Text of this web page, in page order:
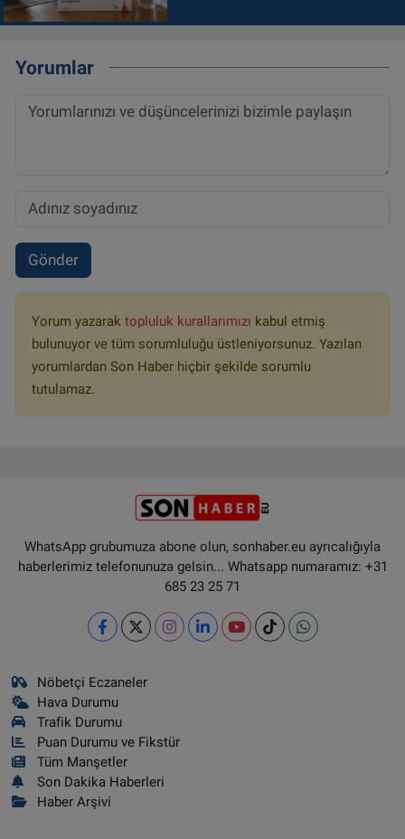
Yorumlar
Gönder
Yorum yazarak topluluk kurallarımızı kabul etmiş
bulunuyor ve tüm sorumluluğu üstleniyorsunuz. Yazılan
yorumlardan Son Haber hiçbir şekilde sorumlu
tutulamaz.
WhatsApp grubumuza abone olun, sonhaber.eu ayrıcalığıyla
haberlerimiz telefonunuza gelsin... Whatsapp numaramız: +31
685 23 25 71
Nöbetçi Eczaneler
Hava Durumu
Trafik Durumu
Puan Durumu ve Fikstür
Tüm Manşetler
Son Dakika Haberleri
Haber Arşivi